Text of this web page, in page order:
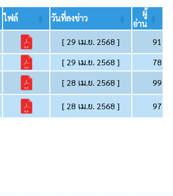
ไฟล์ วันที่ลงข่าว
ผู้
อ่าน
[ 29 เม.ย. 2568 ]
91
[ 29 เม.ย. 2568 ]
78
[ 28 เม.ย. 2568 ] 99
[ 28 เม.ย. 2568 ] 97